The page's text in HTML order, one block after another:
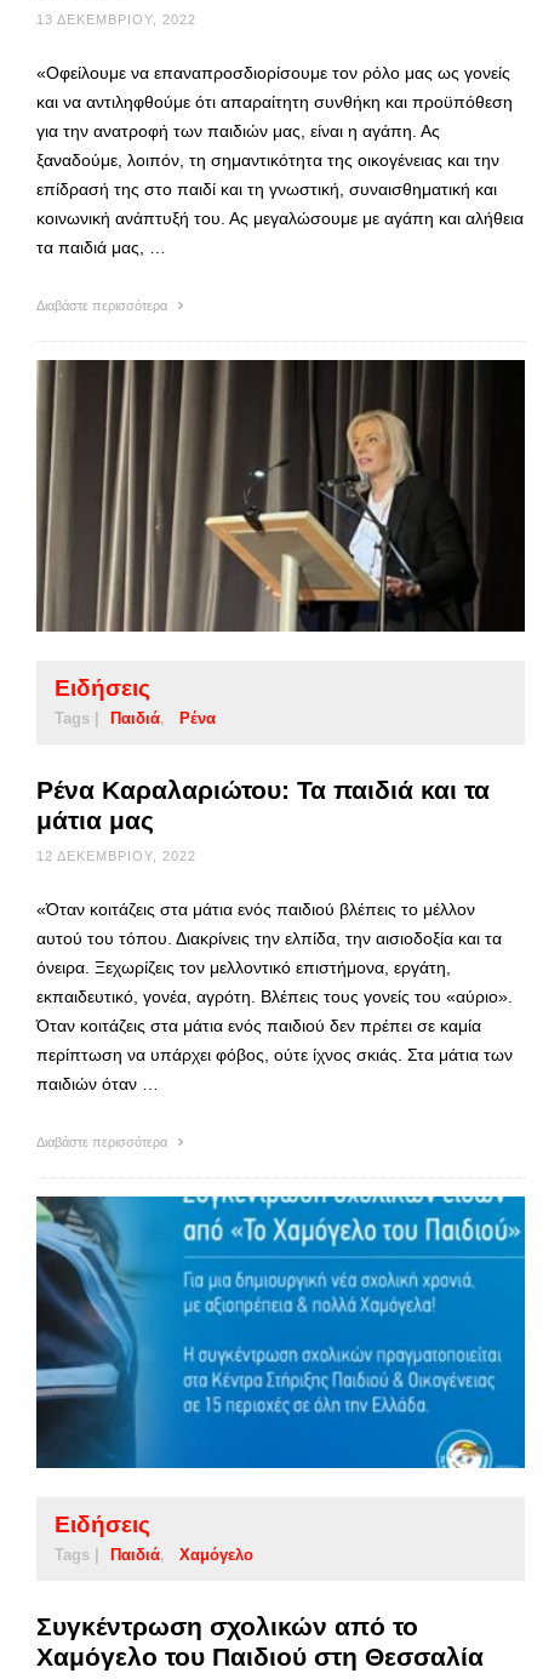
13 ΔΕΚΕΜΒΡΊΟΥ, 2022
«Οφείλουμε να επαναπροσδιορίσουμε τον ρόλο μας ως γονείς
και να αντιληφθούμε ότι απαραίτητη συνθήκη και προϋπόθεση
για την ανατροφή των παιδιών μας, είναι η αγάπη. Ας
ξαναδούμε, λοιπόν, τη σημαντικότητα της οικογένειας και την
επίδρασή της στο παιδί και τη γνωστική, συναισθηματική και
κοινωνική ανάπτυξή του. Ας μεγαλώσουμε με αγάπη και αλήθεια
τα παιδιά μας, …
Διαβάστε περισσότερα
Ειδήσεις
Tags | Παιδιά Ρένα
Ρένα Καραλαριώτου: Τα παιδιά και τα
μάτια μας
12 ΔΕΚΕΜΒΡΊΟΥ, 2022
«Όταν κοιτάζεις στα μάτια ενός παιδιού βλέπεις το μέλλον
αυτού του τόπου. Διακρίνεις την ελπίδα, την αισιοδοξία και τα
όνειρα. Ξεχωρίζεις τον μελλοντικό επιστήμονα, εργάτη,
εκπαιδευτικό, γονέα, αγρότη. Βλέπεις τους γονείς του «αύριο».
Όταν κοιτάζεις στα μάτια ενός παιδιού δεν πρέπει σε καμία
περίπτωση να υπάρχει φόβος, ούτε ίχνος σκιάς. Στα μάτια των
παιδιών όταν …
Διαβάστε περισσότερα
Ειδήσεις
Tags | Παιδιά Χαμόγελο
Συγκέντρωση σχολικών από το
Χαμόγελο του Παιδιού στη Θεσσαλία